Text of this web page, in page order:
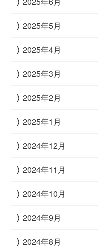
2025年5月
2025年4月
2025年3月
2025年2月
2025年1月
2024年12月
2024年11月
2024年10月
2024年9月
2024年8月